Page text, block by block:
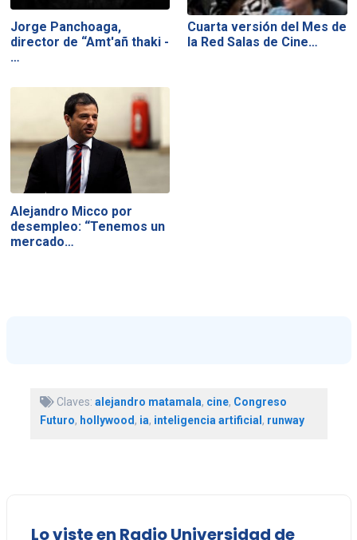
Jorge Panchoaga,
director de “Amt'añ thaki -
…
Cuarta versión del Mes de
la Red Salas de Cine…
Alejandro Micco por
desempleo: “Tenemos un
mercado…
Claves: alejandro matamala, cine, Congreso
Futuro, hollywood, ia, inteligencia artificial , runway
Lo viste en Radio Universidad de